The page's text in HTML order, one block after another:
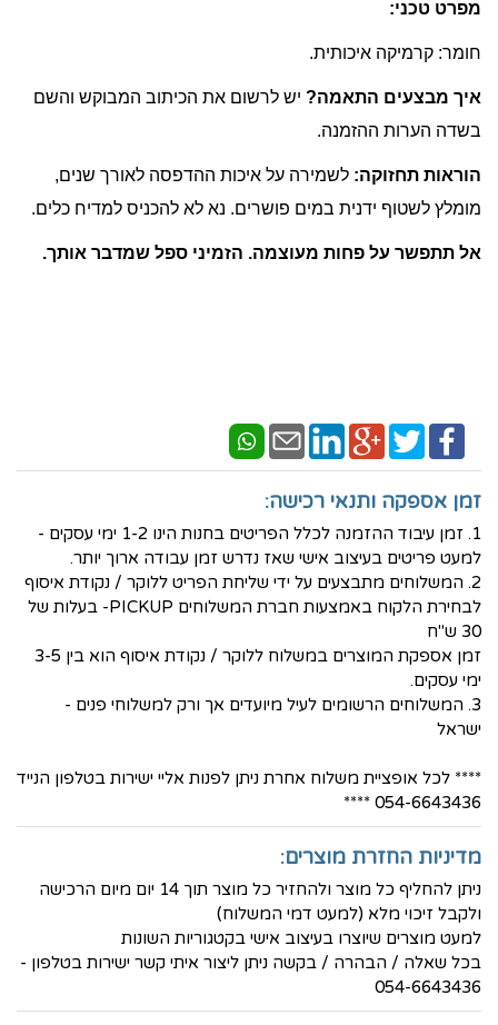
מפרט טכני:
חומר: קרמיקה איכותית.
איך מבצעים התאמה? יש לרשום את הכיתוב המבוקש והשם
בשדה הערות ההזמנה.
הוראות תחזוקה: לשמירה על איכות ההדפסה לאורך שנים,
מומלץ לשטוף ידנית במים פושרים. נא לא להכניס למדיח כלים.
אל תתפשר על פחות מעוצמה. הזמיני ספל שמדבר אותך.
זמן אספקה ותנאי רכישה:
1. זמן עיבוד ההזמנה לכלל הפריטים בחנות הינו 1-2 ימי עסקים -
למעט פריטים בעיצוב אישי שאז נדרש זמן עבודה ארוך יותר.
2. המשלוחים מתבצעים על ידי שליחת הפריט ללוקר / נקודת איסוף
לבחירת הלקוח באמצעות חברת המשלוחים PICKUP- בעלות של
30 ש"ח
זמן אספקת המוצרים במשלוח ללוקר / נקודת איסוף הוא בין 3-5
ימי עסקים.
3. המשלוחים הרשומים לעיל מיועדים אך ורק למשלוחי פנים -
ישראל
**** לכל אופציית משלוח אחרת ניתן לפנות אליי ישירות בטלפון הנייד
054-6643436 ****
מדיניות החזרת מוצרים:
ניתן להחליף כל מוצר ולהחזיר כל מוצר תוך 14 יום מיום הרכישה
ולקבל זיכוי מלא (למעט דמי המשלוח)
למעט מוצרים שיוצרו בעיצוב אישי בקטגוריות השונות
בכל שאלה / הבהרה / בקשה ניתן ליצור איתי קשר ישירות בטלפון -
054-6643436